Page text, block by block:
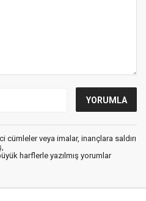
cümleler veya imalar, inançlara saldırı
harflerle yazılmış yorumlar